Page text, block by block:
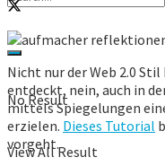
No Result
View All Result
Nicht nur der Web 2.0
entdeckt, nein, auch in
mittels Spiegelungen
erzielen. Dieses Tutorial
vorgeht.